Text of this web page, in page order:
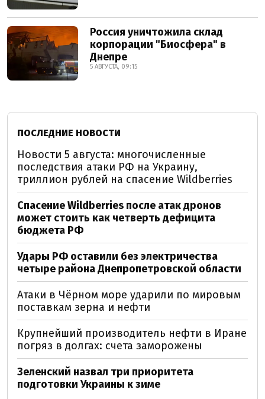
Россия уничтожила склад
корпорации "Биосфера" в
Днепре
5 АВГУСТА, 09:15
ПОСЛЕДНИЕ НОВОСТИ
Новости 5 августа: многочисленные
последствия атаки РФ на Украину,
триллион рублей на спасение Wildberries
Спасение Wildberries после атак дронов
может стоить как четверть дефицита
бюджета РФ
Удары РФ оставили без электричества
четыре района Днепропетровской области
Атаки в Чёрном море ударили по мировым
поставкам зерна и нефти
Крупнейший производитель нефти в Иране
погряз в долгах: счета заморожены
Зеленский назвал три приоритета
подготовки Украины к зиме